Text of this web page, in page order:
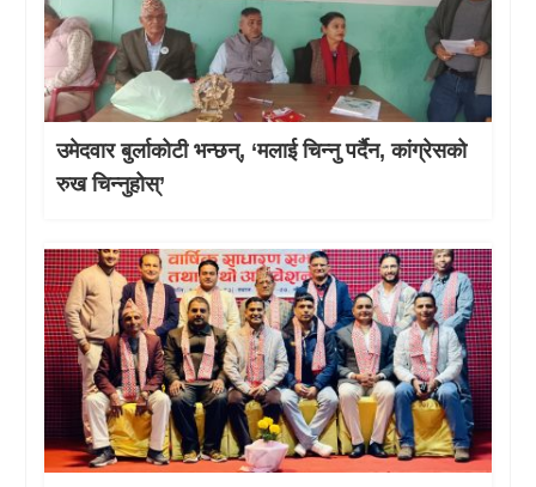
उमेदवार बुर्लाकोटी भन्छन्, ‘मलाई चिन्नु पर्दैन, कांग्रेसको
रुख चिन्नुहोस्’